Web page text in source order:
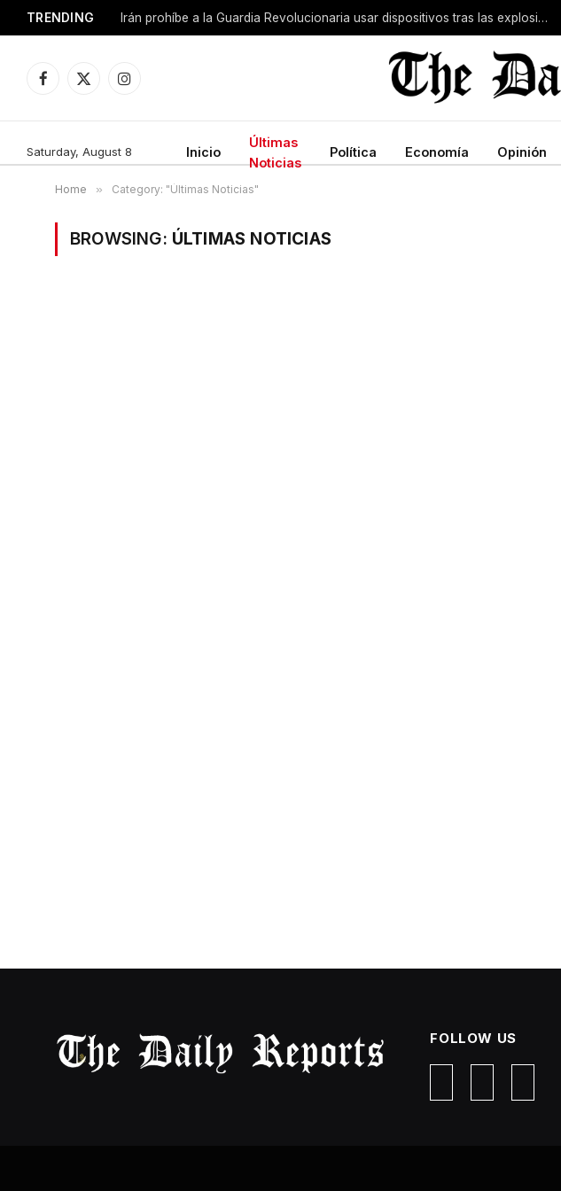
TRENDING Irán prohíbe a la Guardia Revolucionaria usar dispositivos tras las explosiones de bíperes de Hezbolá
Facebook
X
Instagram
Saturday, August 8 Inicio
Últimas
Noticias
Política Economía Opinión
Home » Category: "Últimas Noticias"
BROWSING: ÚLTIMAS NOTICIAS
FOLLOW US